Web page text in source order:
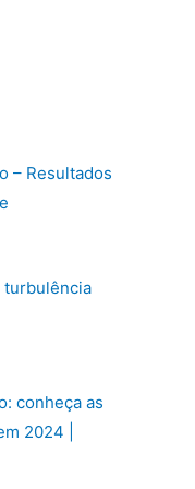
– Resultados
turbulência
conheça as
2024 |